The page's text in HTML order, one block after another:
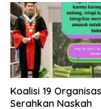
Bersama Kota
Koalisi 19
Serahkan Naskah